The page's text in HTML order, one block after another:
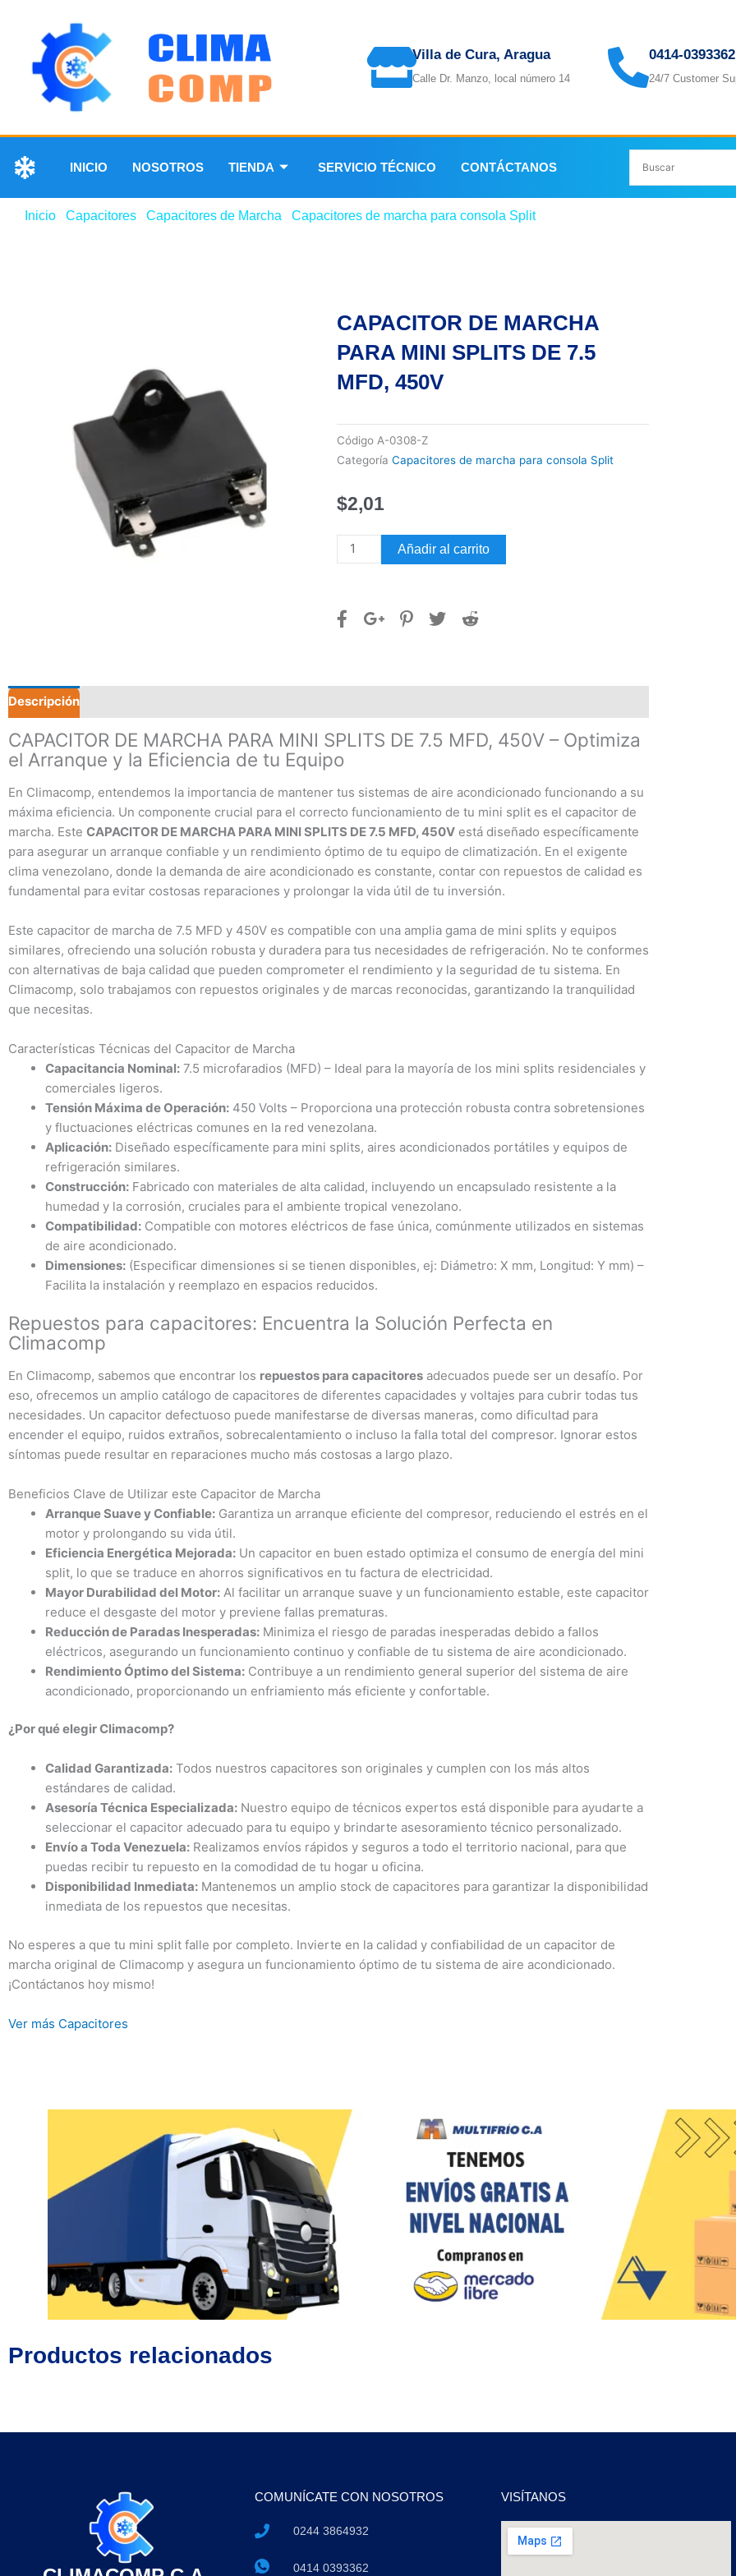
Villa de Cura, Aragua
Calle Dr. Manzo, local número 14
0414-0393362
24/7 Customer
INICIO NOSOTROS TIENDA SERVICIO TÉCNICO CONTÁCTANOS
Inicio Capacitores Capacitores de Marcha Capacitores de marcha para consola Split/ CAPACITOR DE MARCHA
CAPACITOR DE MARCHA
PARA MINI SPLITS DE 7.5
MFD, 450V
Código A-0308-Z
Categoría Capacitores de marcha para consola Split
$2,01
CAPACITOR
DE
MINI
450V
cantidad
Añadir al carrito
Descripción
CAPACITOR DE MARCHA PARA MINI SPLITS DE 7.5 MFD, 450V – Optimiza
el Arranque y la Eficiencia de tu Equipo
En Climacomp, entendemos la importancia de mantener tus sistemas de aire acondicionado funcionando a su
máxima eficiencia. Un componente crucial para el correcto funcionamiento de tu mini split es el capacitor de
marcha. Este CAPACITOR DE MARCHA PARA MINI SPLITS DE 7.5 MFD, 450V está diseñado específicamente
para asegurar un arranque confiable y un rendimiento óptimo de tu equipo de climatización. En el exigente
clima venezolano, donde la demanda de aire acondicionado es constante, contar con repuestos de calidad es
fundamental para evitar costosas reparaciones y prolongar la vida útil de tu inversión.
Este capacitor de marcha de 7.5 MFD y 450V es compatible con una amplia gama de mini splits y equipos
similares, ofreciendo una solución robusta y duradera para tus necesidades de refrigeración. No te conformes
con alternativas de baja calidad que pueden comprometer el rendimiento y la seguridad de tu sistema. En
Climacomp, solo trabajamos con repuestos originales y de marcas reconocidas, garantizando la tranquilidad
que necesitas.
Características Técnicas del Capacitor de Marcha
Capacitancia Nominal: 7.5 microfaradios (MFD) – Ideal para la mayoría de los mini splits residenciales y
comerciales ligeros.
Tensión Máxima de Operación: 450 Volts – Proporciona una protección robusta contra sobretensiones
y fluctuaciones eléctricas comunes en la red venezolana.
Aplicación: Diseñado específicamente para mini splits, aires acondicionados portátiles y equipos de
refrigeración similares.
Construcción: Fabricado con materiales de alta calidad, incluyendo un encapsulado resistente a la
humedad y la corrosión, cruciales para el ambiente tropical venezolano.
Compatibilidad: Compatible con motores eléctricos de fase única, comúnmente utilizados en sistemas
de aire acondicionado.
Dimensiones: (Especificar dimensiones si se tienen disponibles, ej: Diámetro: X mm, Longitud: Y mm) –
Facilita la instalación y reemplazo en espacios reducidos.
Repuestos para capacitores: Encuentra la Solución Perfecta en
Climacomp
En Climacomp, sabemos que encontrar los repuestos para capacitores adecuados puede ser un desafío. Por
eso, ofrecemos un amplio catálogo de capacitores de diferentes capacidades y voltajes para cubrir todas tus
necesidades. Un capacitor defectuoso puede manifestarse de diversas maneras, como dificultad para
encender el equipo, ruidos extraños, sobrecalentamiento o incluso la falla total del compresor. Ignorar estos
síntomas puede resultar en reparaciones mucho más costosas a largo plazo.
Beneficios Clave de Utilizar este Capacitor de Marcha
Arranque Suave y Confiable: Garantiza un arranque eficiente del compresor, reduciendo el estrés en el
motor y prolongando su vida útil.
Eficiencia Energética Mejorada: Un capacitor en buen estado optimiza el consumo de energía del mini
split, lo que se traduce en ahorros significativos en tu factura de electricidad.
Mayor Durabilidad del Motor: Al facilitar un arranque suave y un funcionamiento estable, este capacitor
reduce el desgaste del motor y previene fallas prematuras.
Reducción de Paradas Inesperadas: Minimiza el riesgo de paradas inesperadas debido a fallos
eléctricos, asegurando un funcionamiento continuo y confiable de tu sistema de aire acondicionado.
Rendimiento Óptimo del Sistema: Contribuye a un rendimiento general superior del sistema de aire
acondicionado, proporcionando un enfriamiento más eficiente y confortable.
¿Por qué elegir Climacomp?
Calidad Garantizada: Todos nuestros capacitores son originales y cumplen con los más altos
estándares de calidad.
Asesoría Técnica Especializada: Nuestro equipo de técnicos expertos está disponible para ayudarte a
seleccionar el capacitor adecuado para tu equipo y brindarte asesoramiento técnico personalizado.
Envío a Toda Venezuela: Realizamos envíos rápidos y seguros a todo el territorio nacional, para que
puedas recibir tu repuesto en la comodidad de tu hogar u oficina.
Disponibilidad Inmediata: Mantenemos un amplio stock de capacitores para garantizar la disponibilidad
inmediata de los repuestos que necesitas.
No esperes a que tu mini split falle por completo. Invierte en la calidad y confiabilidad de un capacitor de
marcha original de Climacomp y asegura un funcionamiento óptimo de tu sistema de aire acondicionado.
¡Contáctanos hoy mismo!
Ver más Capacitores
Productos relacionados
COMUNÍCATE CON NOSOTROS
0244 3864932
0414 0393362
VISÍTANOS